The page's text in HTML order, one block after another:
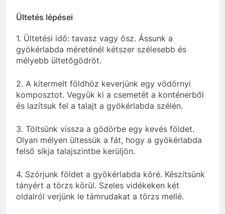
Ültetés lépései
1. Ültetési idő: tavasz vagy ősz. Ássunk a
gyökérlabda méreténél kétszer szélesebb és
mélyebb ültetőgödröt.
2. A kitermelt földhöz keverjünk egy vödörnyi
komposztot. Vegyük ki a csemetét a konténerből
és lazítsuk fel a talajt a gyökérlabda szélén.
3. Töltsünk vissza a gödörbe egy kevés földet.
Olyan mélyen ültessük a fát, hogy a gyökérlabda
felső síkja talajszintbe kerüljön.
4. Szórjunk földet a gyökérlabda köré. Készítsünk
tányért a törzs körül. Szeles vidékeken két
oldalról verjünk le támrudakat a törzs mellé.